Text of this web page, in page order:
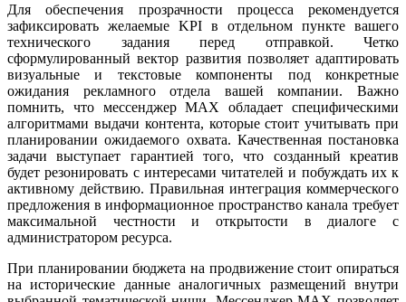
Для обеспечения прозрачности процесса рекомендуется
зафиксировать желаемые KPI в отдельном пункте вашего
технического задания перед отправкой. Четко
сформулированный вектор развития позволяет адаптировать
визуальные и текстовые компоненты под конкретные
ожидания рекламного отдела вашей компании. Важно
помнить, что мессенджер MAX обладает специфическими
алгоритмами выдачи контента, которые стоит учитывать при
планировании ожидаемого охвата. Качественная постановка
задачи выступает гарантией того, что созданный креатив
будет резонировать с интересами читателей и побуждать их к
активному действию. Правильная интеграция коммерческого
предложения в информационное пространство канала требует
максимальной честности и открытости в диалоге с
администратором ресурса.
При планировании бюджета на продвижение стоит опираться
на исторические данные аналогичных размещений внутри